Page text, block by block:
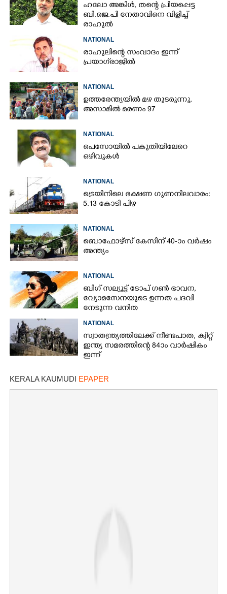
ഹലോ അങ്കിൾ,​ തന്റെ പ്രിയപ്പെട്ട
ബി.ജെ.പി നേതാവിനെ വിളിച്ച്
രാഹുൽ
NATIONAL
രാഹുലിന്റെ സംവാദം ഇന്ന്
പ്രയാഗ്‌രാജിൽ
NATIONAL
ഉത്തരേന്ത്യയിൽ മഴ തുടരുന്നു,​
അസാമിൽ മരണം 97
NATIONAL
പെസോയിൽ പകുതിയിലേറെ
ഒഴിവുകൾ
NATIONAL
ട്രെയിനിലെ ഭക്ഷണ ഗുണനിലവാരം:
5.13 കോടി പിഴ
NATIONAL
ബൊഫോഴ്സ് കേസിന് 40-ാം വ‌ർഷം
അന്ത്യം
NATIONAL
ബിഗ് സല്യൂട്ട് ടോപ് ഗൺ ഭാവന,​
വ്യോമസേനയുടെ ഉന്നത പദവി
നേടുന്ന വനിത
NATIONAL
സ്വാതന്ത്ര്യത്തിലേക്ക് നീണ്ടപാത, ക്വിറ്റ്
ഇന്ത്യ സമരത്തിന്റെ 84ാം വാർഷികം
ഇന്ന്
KERALA KAUMUDI EPAPER